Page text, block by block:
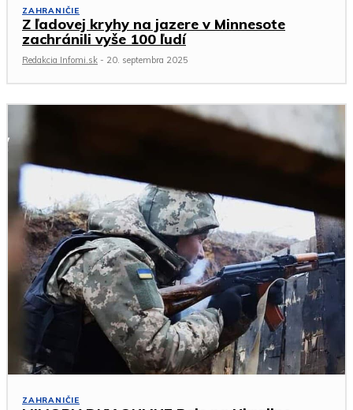
ZAHRANIČIE
Z ľadovej kryhy na jazere v Minnesote
zachránili vyše 100 ľudí
Redakcia Infomi.sk - 20. septembra 2025
ZAHRANIČIE